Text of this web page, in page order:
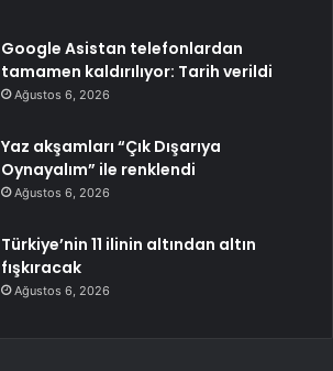
Google Asistan telefonlardan
tamamen kaldırılıyor: Tarih verildi
Ağustos 6, 2026
Yaz akşamları “Çık Dışarıya
Oynayalım” ile renklendi
Ağustos 6, 2026
Türkiye’nin 11 ilinin altından altın
fışkıracak
Ağustos 6, 2026